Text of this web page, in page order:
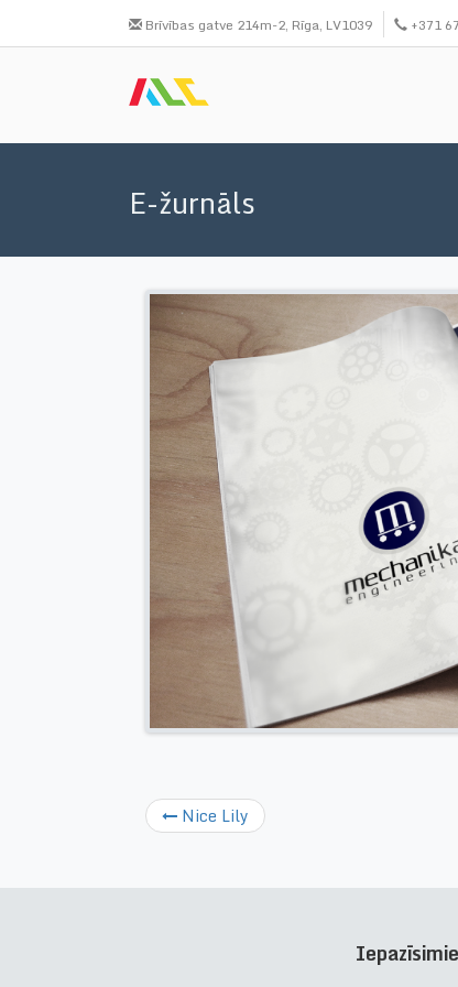
Brīvības gatve 214m-2, Rīga, LV1039 +371
E-žurnāls
Nice Lily